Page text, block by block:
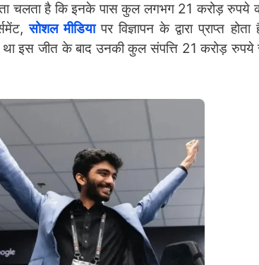
चलता है कि इनके पास कुल लगभग 21 करोड़ रुपये
सोशल मीडियापर विज्ञापन के द्वारा प्राप्त
इस जीत के बाद उनकी कुल संपत्ति 21 करोड़ रुपये